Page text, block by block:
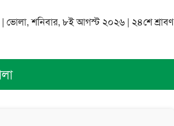
ভোলা, শনিবার, ৮ই আগস্ট ২০২৬ | ২৪শে শ্রাবণ